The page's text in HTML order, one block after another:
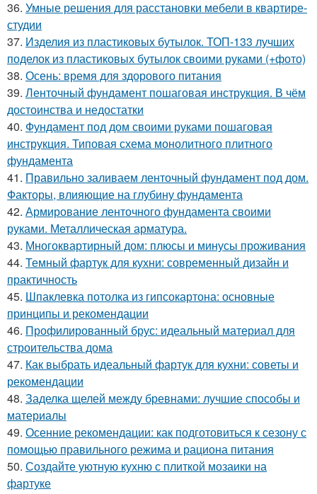
36. Умные решения для расстановки мебели в квартире-
студии
37. Изделия из пластиковых бутылок. ТОП-133 лучших
поделок из пластиковых бутылок своими руками (+фото)
38. Осень: время для здорового питания
39. Ленточный фундамент пошаговая инструкция. В чём
достоинства и недостатки
40. Фундамент под дом своими руками пошаговая
инструкция. Типовая схема монолитного плитного
фундамента
41. Правильно заливаем ленточный фундамент под дом.
Факторы, влияющие на глубину фундамента
42. Армирование ленточного фундамента своими
руками. Металлическая арматура.
43. Многоквартирный дом: плюсы и минусы проживания
44. Темный фартук для кухни: современный дизайн и
практичность
45. Шпаклевка потолка из гипсокартона: основные
принципы и рекомендации
46. Профилированный брус: идеальный материал для
строительства дома
47. Как выбрать идеальный фартук для кухни: советы и
рекомендации
48. Заделка щелей между бревнами: лучшие способы и
материалы
49. Осенние рекомендации: как подготовиться к сезону с
помощью правильного режима и рациона питания
50. Создайте уютную кухню с плиткой мозаики на
фартуке